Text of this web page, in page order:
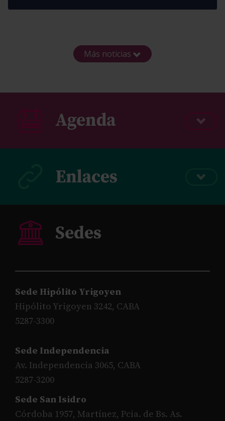
Más noticias
Sede Hipólito Yrigoyen
Hipólito Yrigoyen 3242, CABA
5287-3300
Sede Independencia
Av. Independencia 3065, CABA
5287-3200
Sede San Isidro
Córdoba 1957, Martínez, Pcia. de Bs. As.